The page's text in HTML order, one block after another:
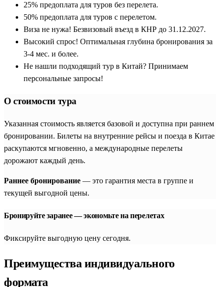
25% предоплата для туров без перелета.
50% предоплата для туров с перелетом.
Виза не нужа! Безвизовый въезд в КНР до 31.12.2027.
Высокий спрос! Оптимальная глубина бронирования за
3-4 мес. и более.
Не нашли подходящий тур в Китай? Принимаем
персональные запросы!
О стоимости тура
Указанная стоимость является базовой и доступна при раннем
бронировании. Билеты на внутренние рейсы и поезда в Китае
раскупаются мгновенно, а международные перелеты
дорожают каждый день.
Раннее бронирование — это гарантия места в группе и
текущей выгодной цены.
Бронируйте заранее — экономьте на перелетах
Фиксируйте выгодную цену сегодня.
Преимущества индивидуального
формата